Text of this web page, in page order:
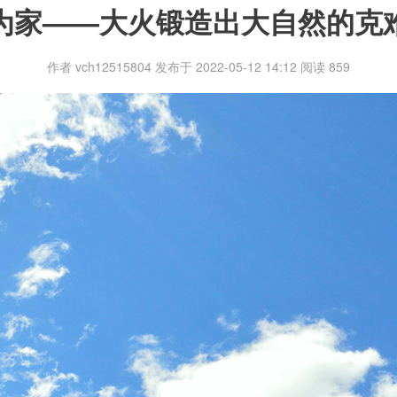
家——大火锻造出大自然的克
作者 vch12515804 发布于 2022-05-12 14:12 阅读 859